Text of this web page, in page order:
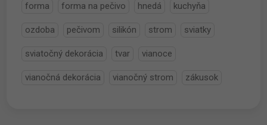
forma forma na pečivo hnedá kuchyňa
ozdoba pečivom silikón strom sviatky
sviatočný dekorácia tvar vianoce
vianočná dekorácia vianočný strom zákusok